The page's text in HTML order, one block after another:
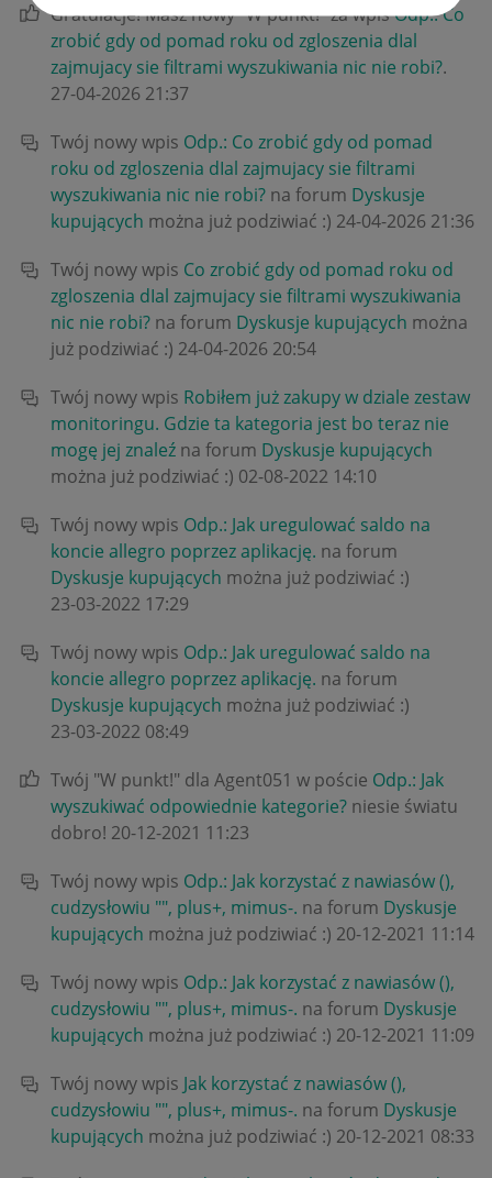
Gratulacje! Masz nowy "W punkt!" za wpisOdp.: Co
zrobić gdy od pomad roku od zgloszenia dIal
zajmujacy sie filtrami wyszukiwania nic nie robi?.
‎27-04-2026 21:37
Twój nowy wpis Odp.: Co zrobić gdy od pomad
roku od zgloszenia dIal zajmujacy sie filtrami
wyszukiwania nic nie robi? na forum Dyskusje
kupujących można już podziwiać :) ‎24-04-2026 21:36
Twój nowy wpis Co zrobić gdy od pomad roku od
zgloszenia dIal zajmujacy sie filtrami wyszukiwania
nic nie robi? na forum Dyskusje kupujących można
już podziwiać :) ‎24-04-2026 20:54
Twój nowy wpis Robiłem już zakupy w dziale zestaw
monitoringu. Gdzie ta kategoria jest bo teraz nie
mogę jej znaleź na forum Dyskusje kupujących
można już podziwiać :) ‎02-08-2022 14:10
Twój nowy wpis Odp.: Jak uregulować saldo na
koncie allegro poprzez aplikację. na forum
Dyskusje kupujących można już podziwiać :)
‎23-03-2022 17:29
Twój nowy wpis Odp.: Jak uregulować saldo na
koncie allegro poprzez aplikację. na forum
Dyskusje kupujących można już podziwiać :)
‎23-03-2022 08:49
Twój "W punkt!" dla Agent051 w poście Odp.: Jak
wyszukiwać odpowiednie kategorie? niesie światu
dobro! ‎20-12-2021 11:23
Twój nowy wpis Odp.: Jak korzystać z nawiasów (),
cudzysłowiu "", plus+, mimus-. na forum Dyskusje
kupujących można już podziwiać :) ‎20-12-2021 11:14
Twój nowy wpis Odp.: Jak korzystać z nawiasów (),
cudzysłowiu "", plus+, mimus-. na forum Dyskusje
kupujących można już podziwiać :) ‎20-12-2021 11:09
Twój nowy wpis Jak korzystać z nawiasów (),
cudzysłowiu "", plus+, mimus-. na forum Dyskusje
kupujących można już podziwiać :) ‎20-12-2021 08:33